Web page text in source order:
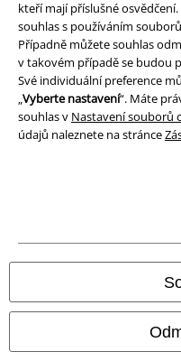
kteří mají příslušné osvědčení.
souhlas s používáním
Případně můžete souhlas
v takovém případě se budou
Své individuální preference
Vyberte nastavení“. Máte
souhlas v Nastavení souborů
údajů naleznete na stránce
Ochrana osobních údajů
Likvidace odpadu a ochrana
Prohlášení o shodě
Informace o přístupnosti